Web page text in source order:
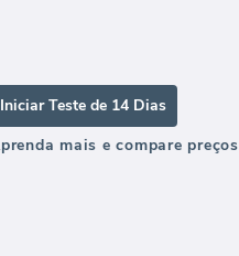
Iniciar Teste de 14 Dias
mais e compare preços